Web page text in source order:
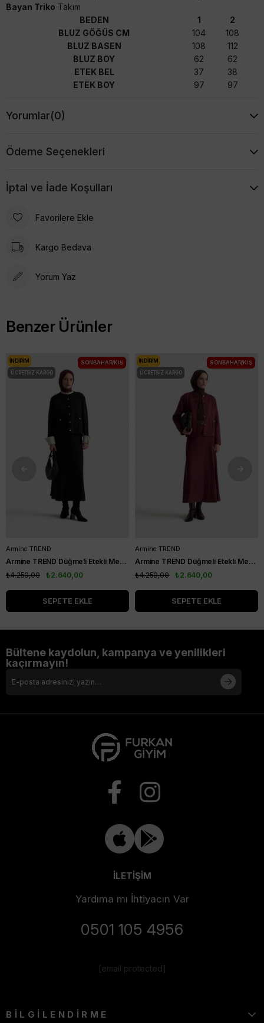
Bayan Triko Takım
BEDEN
1
2
BLUZ GÖĞÜS CM
104
108
BLUZ BASEN
108
112
BLUZ BOY
62
62
ETEK BEL
37
38
ETEK BOY
97 97
Yorumlar(0)
Ödeme Seçenekleri
İptal ve İade Koşulları
Favorilere Ekle
Kargo Bedava
Yorum Yaz
Benzer Ürünler
Armine TREND
Armine TREND Düğmeli Etekli Merserize Takım Siyah 25YTD6120
₺2.640,00
₺4.250,00
SEPETE EKLE
İNDIRIM
ÜCRETSIZ KARGO
SONBAHAR/KIŞ
Armine TREND
Armine TREND Düğmeli Etekli Merserize Takım Bordo 25YTD6120
₺2.640,00
₺4.250,00
SEPETE EKLE
İNDIRIM
ÜCRETSIZ KARGO
SONBAHAR/KIŞ
Bültene kaydolun, kampanya ve yenilikleri
kaçırmayın!
İLETİŞİM
Yardıma mı İhtiyacın Var
0501 105 4956
[email protected]
BİLGİLENDİRME